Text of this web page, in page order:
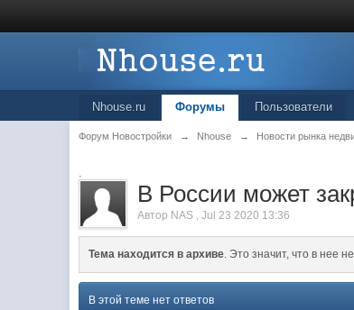
Nhouse.ru Форумы Пользователи
Форум Новостройки → Nhouse → Новости рынка
.
В России может
Автор NAS ,Jul 23 2020 13:36
Тема находится в архиве. Это значит, что в нее
В этой теме нет ответов